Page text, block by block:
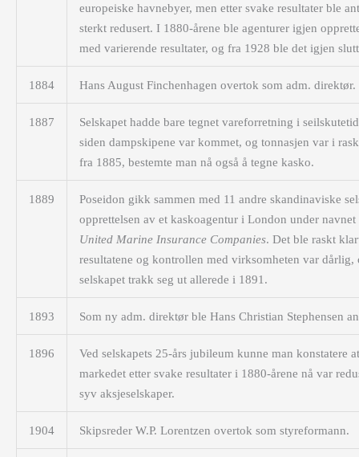
europeiske havnebyer, men etter svake resultater ble
sterkt redusert. I 1880-årene ble agenturer igjen
med varierende resultater, og fra 1928 ble det igjen
1884 Hans August Finchenhagen overtok som adm. direktør.
1887
Selskapet hadde bare tegnet vareforretning i
siden dampskipene var kommet, og tonnasjen var i
fra 1885, bestemte man nå også å tegne kasko.
1889
Poseidon gikk sammen med 11 andre skandinaviske
opprettelsen av et kaskoagentur i London under navnet
United Marine Insurance Companies. Det ble raskt
resultatene og kontrollen med virksomheten var dårlig,
selskapet trakk seg ut allerede i 1891.
1893 Som ny adm. direktør ble Hans Christian Stephensen
1896
Ved selskapets 25-års jubileum kunne man konstatere at
markedet etter svake resultater i 1880-årene nå var
syv aksjeselskaper.
1904 Skipsreder W.P. Lorentzen overtok som styreformann.